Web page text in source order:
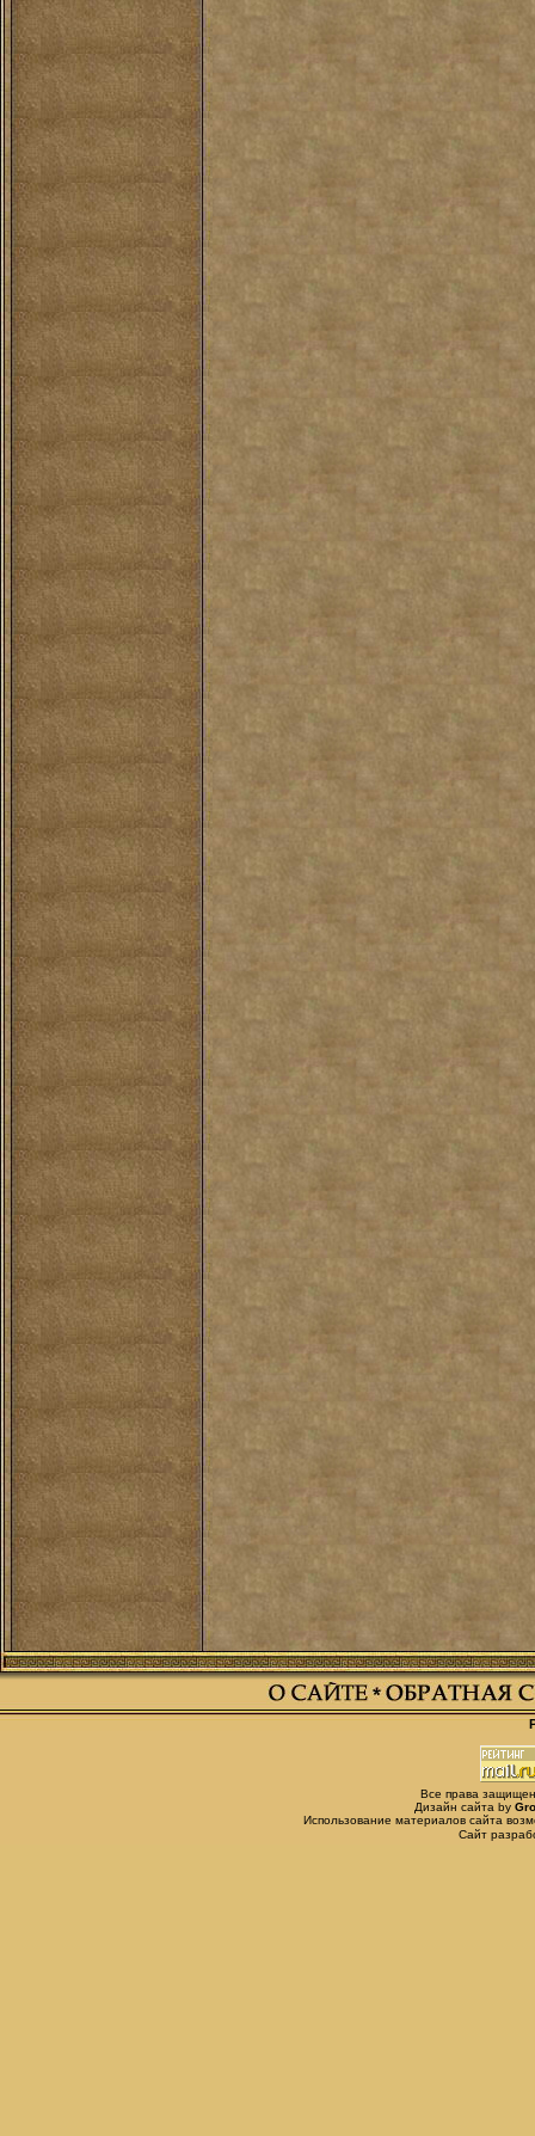
Все права
Дизайн сайта by
Использование материалов сайта
Сайт